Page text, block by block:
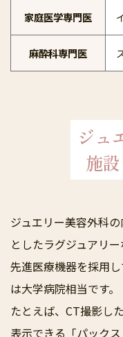
家庭医学専門医
麻酔科専門医
ジュ
施
ジュエリー美容外科
としたラグジュアリー
先進医療機器を採用
は大学病院相当です。
たとえば、CT撮影し
表示できる「パック